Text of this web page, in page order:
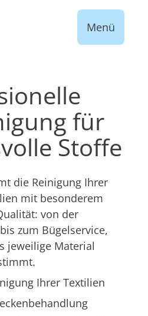
Menü
für
Stoffe
die Reinigung Ihrer
mit besonderem
von der
zum Bügelservice,
jeweilige Material
Ihrer Textilien